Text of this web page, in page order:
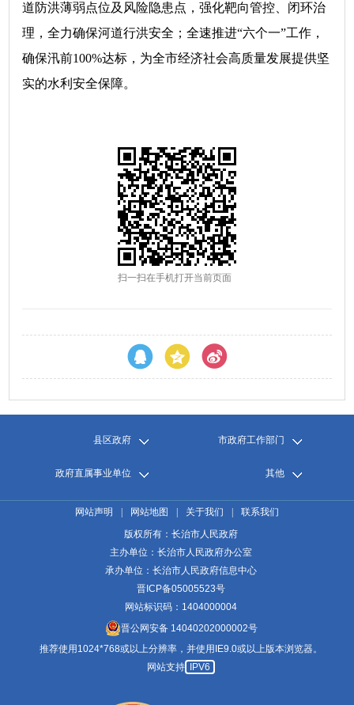
道防洪薄弱点位及风险隐患点，强化靶向管控、闭环治
理，全力确保河道行洪安全；全速推进“六个一”工作，
确保汛前100%达标，为全市经济社会高质量发展提供坚
实的水利安全保障。
扫一扫在手机打开当前页面
县区政府 市政府工作部门
政府直属事业单位 其他
网站声明 网站地图 关于我们
联系我们
版权所有：长治市人民政府
主办单位：长治市人民政府办公室
承办单位：长治市人民政府信息中心
晋ICP备05005523号
网站标识码：1404000004
晋公网安备 14040202000002号
推荐使用1024*768或以上分辨率，并使用IE9.0或以上版本浏览器。
网站支持
IPV6